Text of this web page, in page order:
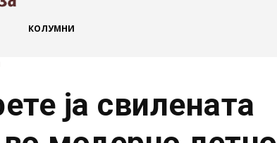
КОЛУМНИ
ја свилената